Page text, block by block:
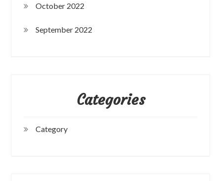
October 2022
September 2022
Categories
Category